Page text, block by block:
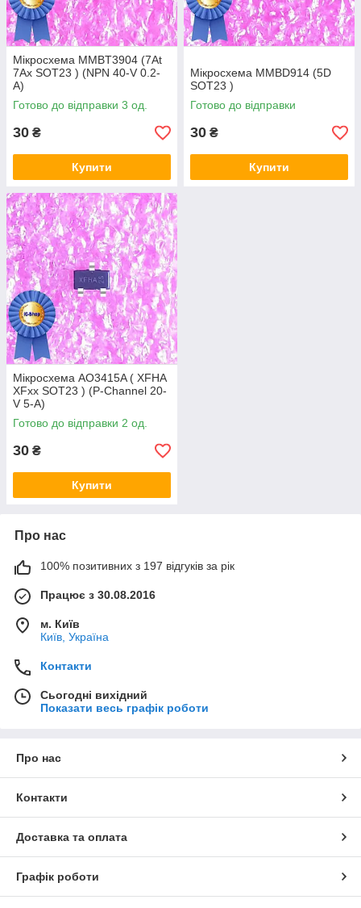
Мікросхема MMBT3904 (7At
7Ax SOT23 ) (NPN 40-V 0.2-
A)
Готово до відправки 3 од.
30 ₴
Купити
Мікросхема MMBD914 (5D
SOT23 )
Готово до відправки
30 ₴
Купити
Мікросхема AO3415A ( XFHA
XFxx SOT23 ) (P-Channel 20-
V 5-A)
Готово до відправки 2 од.
30 ₴
Купити
Про нас
100% позитивних з 197 відгуків за рік
Працює з 30.08.2016
м. Київ
Київ, Україна
Контакти
Сьогодні вихідний
Показати весь графік роботи
Про нас
Контакти
Доставка та оплата
Графік роботи